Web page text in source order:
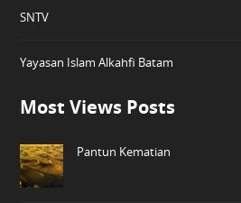
SNTV
Yayasan Islam Alkahfi Batam
Most Views Posts
Pantun Kematian